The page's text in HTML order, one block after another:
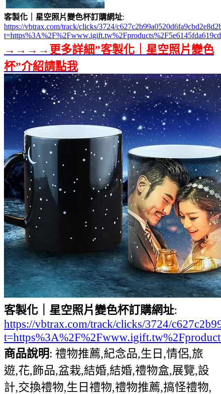
客製化｜星空照片變色杯訂購網址:
https://vbtrax.com/track/clicks/3724/
→→→→更多詳細”客製化｜星空照片變色
杯”介紹請點我
客製化｜星空照片變色杯訂購網址:
https://vbtrax.com/track/clicks/3724/
商品說明: 禮物推薦,紀念品,生日,情侶,旅
遊,花,飾品,盆栽,結婚,結婚,禮物盒,展覽,設
計,交換禮物,生日禮物,禮物推薦,搞怪禮物,